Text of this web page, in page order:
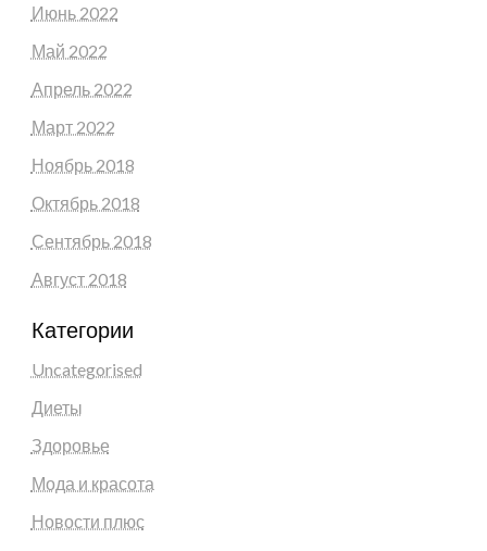
Июнь 2022
Май 2022
Апрель 2022
Март 2022
Ноябрь 2018
Октябрь 2018
Сентябрь 2018
Август 2018
Категории
Uncategorised
Диеты
Здоровье
Мода и красота
Новости плюс